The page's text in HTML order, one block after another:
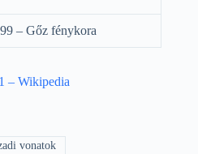
– Gőz fénykora
– Wikipedia
vonatok